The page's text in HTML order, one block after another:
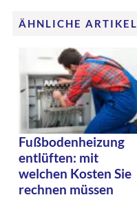
ÄHNLICHE ARTIKEL
Fußbodenheizung
entlüften: mit
welchen Kosten Sie
rechnen müssen